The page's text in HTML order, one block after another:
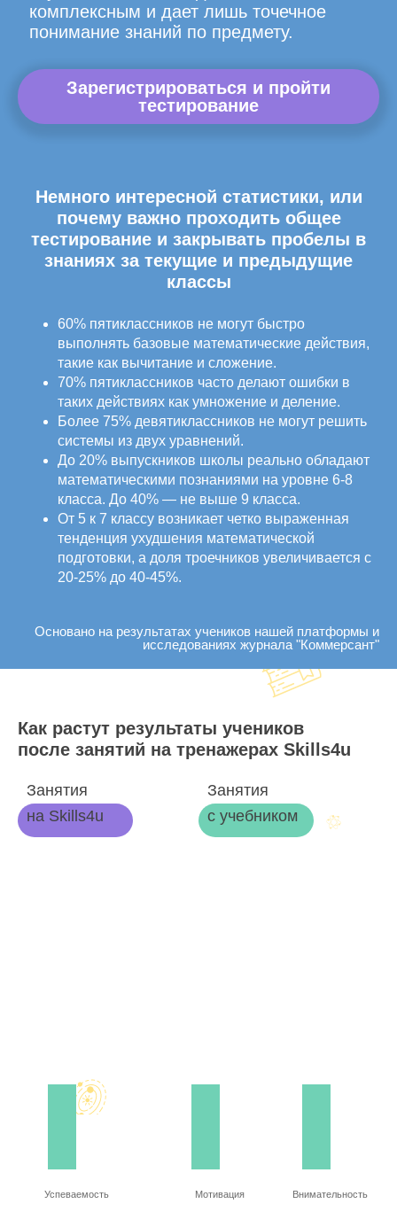
комплексным и дает лишь точечное
понимание знаний по предмету.
Зарегистрироваться и пройти
тестирование
Немного интересной статистики, или
почему важно проходить общее
тестирование и закрывать пробелы в
знаниях за текущие и предыдущие
классы
60% пятиклассников не могут быстро
выполнять базовые математические действия,
такие как вычитание и сложение.
70% пятиклассников часто делают ошибки в
таких действиях как умножение и деление.
Более 75% девятиклассников не могут решить
системы из двух уравнений.
До 20% выпускников школы реально обладают
математическими познаниями на уровне 6-8
класса. До 40% — не выше 9 класса.
От 5 к 7 классу возникает четко выраженная
тенденция ухудшения математической
подготовки, а доля троечников увеличивается с
20-25% до 40-45%.
Основано на результатах учеников нашей платформы и
исследованиях журнала "Коммерсант"
Как растут результаты учеников
после занятий на тренажерах Skills4u
Занятия
на Skills4u
Занятия
с учебником
Успеваемость Мотивация Внимательность